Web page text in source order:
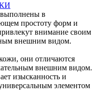
в
простоту форм и
внимание своим
внешним видом.
они отличаются
внешним видом.
изысканность и
элементом